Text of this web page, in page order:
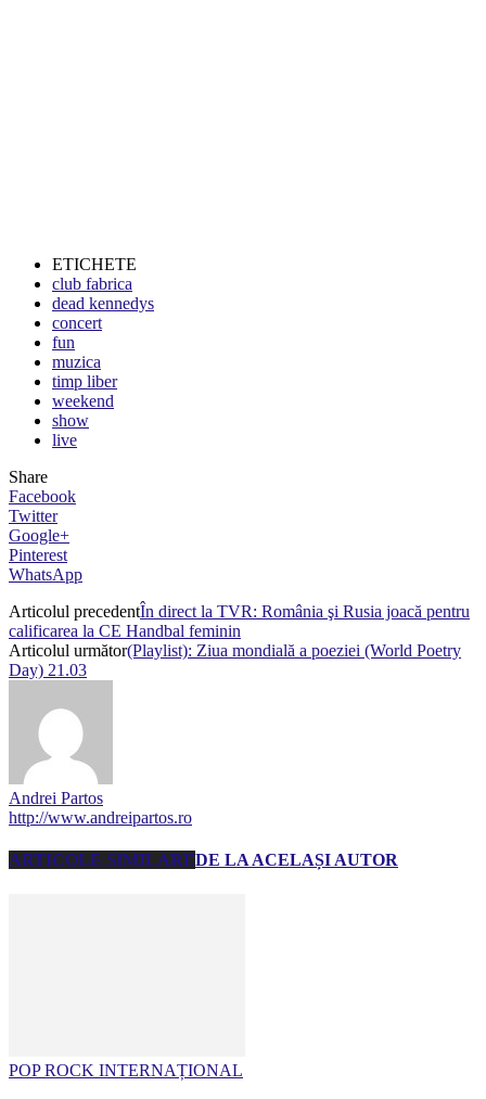
ETICHETE
club fabrica
dead kennedys
concert
fun
muzica
timp liber
weekend
show
live
Share
Facebook
Twitter
Google+
Pinterest
WhatsApp
Articolul precedentÎn direct la TVR: România şi Rusia joacă pentru
calificarea la CE Handbal feminin
Articolul următor(Playlist): Ziua mondială a poeziei (World Poetry
Day) 21.03
Andrei Partos
http://www.andreipartos.ro
ARTICOLE SIMILAREDE LA ACELAȘI AUTOR
POP ROCK INTERNAȚIONAL